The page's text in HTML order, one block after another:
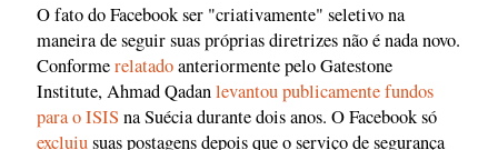
O fato do Facebook ser "criativamente" seletivo na
maneira de seguir suas próprias diretrizes não é nada novo.
Conformerelatadoanteriormente pelo Gatestone
Institute, Ahmad Qadanlevantou publicamente fundos
para o ISIS na Suécia durante dois anos. O Facebook só
excluiusuas postagens depois que o serviço de segurança